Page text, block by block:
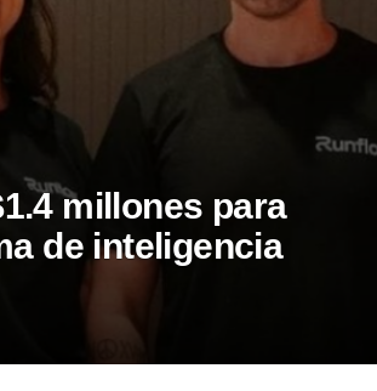
millones para
de inteligencia